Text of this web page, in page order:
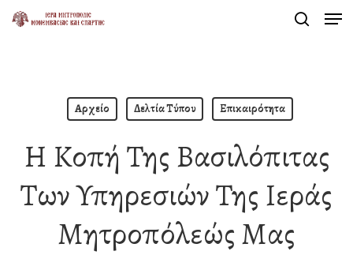
Skip
Αρχείο Δελτία Τύπου Επικαιρότητα
Η Κοπή Της Βασιλόπιτας
Των Υπηρεσιών Της Ιεράς
Μητροπόλεώς Μας